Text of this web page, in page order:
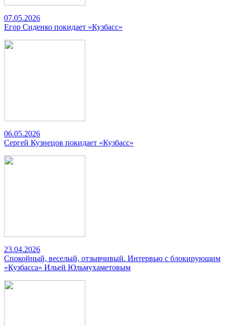
07.05.2026
Егор Сиденко покидает «Кузбасс»
06.05.2026
Сергей Кузнецов покидает «Кузбасс»
23.04.2026
Спокойный, веселый, отзывчивый. Интервью с блокирующим
«Кузбасса» Ильей Юльмухаметовым